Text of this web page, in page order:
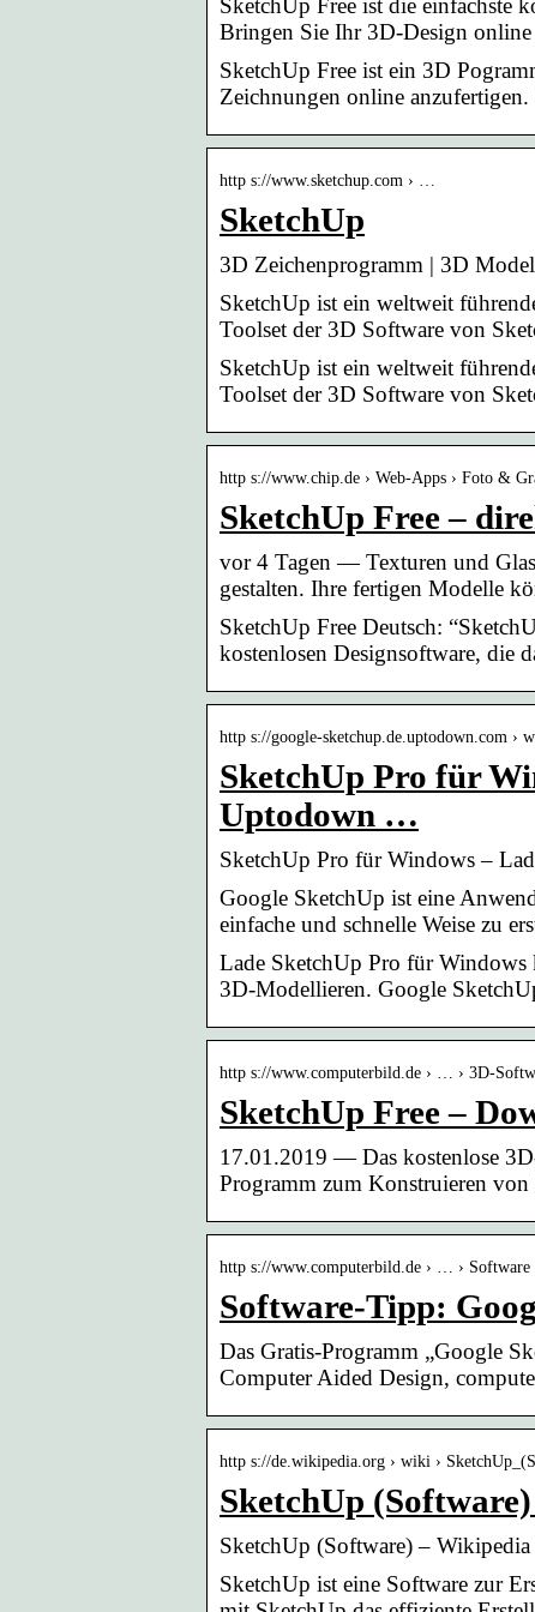
SketchUp Free ist die einfachste
Bringen Sie Ihr 3D-Design
SketchUp Free ist ein 3D
Zeichnungen online
http s://www.sketchup.com › …
SketchUp
3D Zeichenprogramm | 3D
SketchUp ist ein weltweit
Toolset der 3D Software von
SketchUp ist ein weltweit
Toolset der 3D Software von
http s://www.chip.de › Web-Apps › Foto &
SketchUp Free –
vor 4 Tagen — Texturen und
gestalten. Ihre fertigen Modelle
SketchUp Free Deutsch:
kostenlosen Designsoftware, die
http s://google-sketchup.de.uptodown.com ›
SketchUp Pro für
Uptodown …
SketchUp Pro für Windows –
Google SketchUp ist eine
einfache und schnelle Weise zu
Lade SketchUp Pro für Windows
3D-Modellieren. Google
http s://www.computerbild.de › … › 3D-
SketchUp Free –
17.01.2019 — Das kostenlose
Programm zum Konstruieren
http s://www.computerbild.de › … › Software
Software-Tipp:
Das Gratis-Programm „Google
Computer Aided Design,
http s://de.wikipedia.org › wiki ›
SketchUp
SketchUp (Software) – Wikipedia
SketchUp ist eine Software zur